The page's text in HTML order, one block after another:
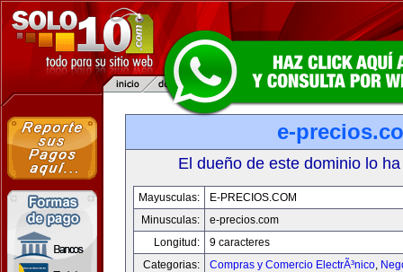
e-
El dueño de este dominio lo
Mayusculas:
E-PRECIOS.COM
Minusculas:
e-precios.com
Longitud:
9 caracteres
Categorias:
Compras y Comercio ElectrÃ³nico,